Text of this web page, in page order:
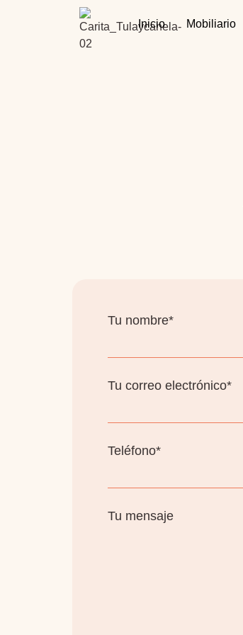
Inicio Mobiliario
Tu nombre*
Tu correo electrónico*
Teléfono*
Tu mensaje